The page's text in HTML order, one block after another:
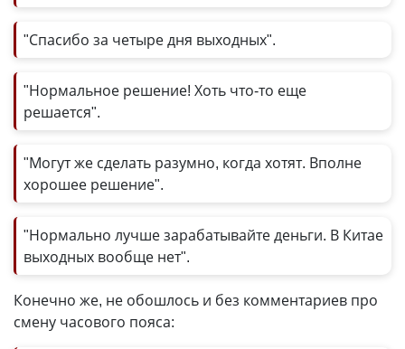
"Спасибо за четыре дня выходных".
"Нормальное решение! Хоть что-то еще
решается".
"Могут же сделать разумно, когда хотят. Вполне
хорошее решение".
"Нормально лучше зарабатывайте деньги. В Китае
выходных вообще нет".
Конечно же, не обошлось и без комментариев про
смену часового пояса: